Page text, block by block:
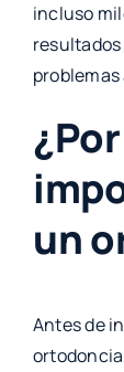
incluso
un
Antes de